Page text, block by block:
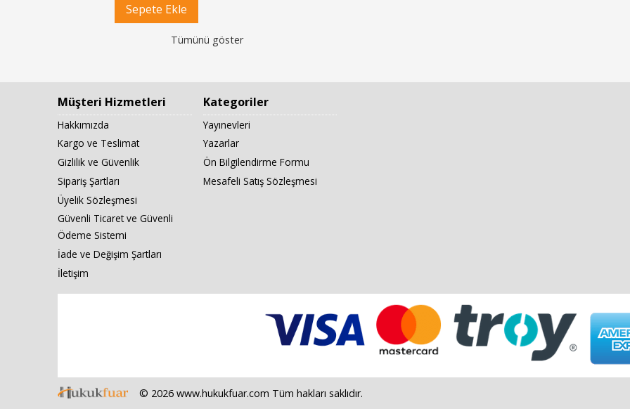
Sepete Ekle
Tümünü göster
Müşteri Hizmetleri
Hakkımızda
Kargo ve Teslimat
Gizlilik ve Güvenlik
Sipariş Şartları
Üyelik Sözleşmesi
Güvenli Ticaret ve Güvenli
Ödeme Sistemi
İade ve Değişim Şartları
İletişim
Kategoriler
Yayınevleri
Yazarlar
Ön Bilgilendirme Formu
Mesafeli Satış Sözleşmesi
© 2026 www.hukukfuar.com Tüm hakları saklıdır.